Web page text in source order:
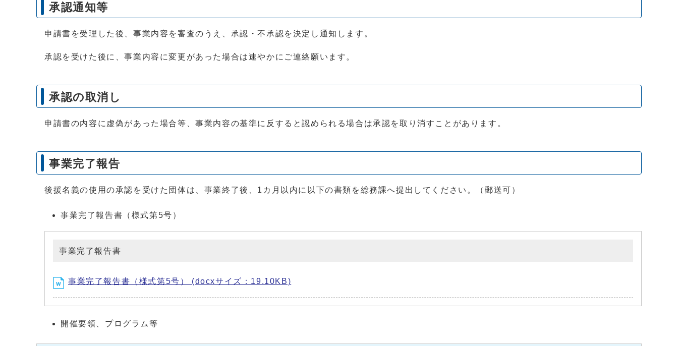
承認通知等
申請書を受理した後、事業内容を審査のうえ、承認・不承認を決定し通知します。
承認を受けた後に、事業内容に変更があった場合は速やかにご連絡願います。
承認の取消し
申請書の内容に虚偽があった場合等、事業内容の基準に反すると認められる場合は承認を取り消すことがあります。
事業完了報告
後援名義の使用の承認を受けた団体は、事業終了後、1カ月以内に以下の書類を総務課へ提出してください。（郵送可）
事業完了報告書（様式第5号）
事業完了報告書
事業完了報告書（様式第5号） (docxサイズ：19.10KB)
開催要領、プログラム等